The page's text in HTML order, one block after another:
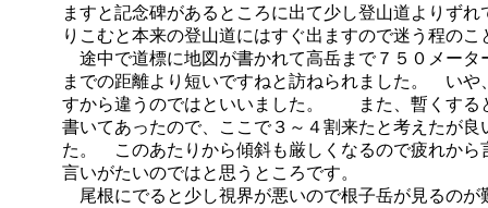
ますと記念碑があるところに出て少し登山道よりずれ
りこむと本来の登山道にはすぐ出ますので迷う程のこ
途中で道標に地図が書かれて高岳まで７５０メータ
までの距離より短いですねと訪ねられました。 いや
すから違うのではといいました。 また、暫くする
書いてあったので、ここで３～４割来たと考えたが良
た。 このあたりから傾斜も厳しくなるので疲れから
言いがたいのではと思うところです。
尾根にでると少し視界が悪いので根子岳が見るのが